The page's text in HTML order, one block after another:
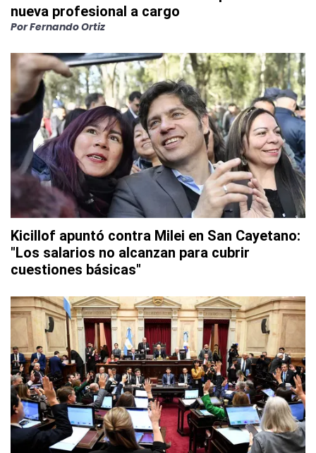
nueva profesional a cargo
PorFernando Ortiz
Kicillof apuntó contra Milei en San Cayetano:
"Los salarios no alcanzan para cubrir
cuestiones básicas"